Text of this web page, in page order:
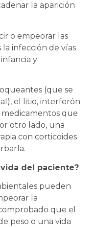
la aparición
o empeorar las
la infección de vías
y
(que se
el litio, interferón
que
otro lado, una
con corticoides
del paciente?
pueden
la
que el
peso o una vida